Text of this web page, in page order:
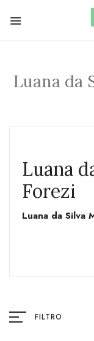
Luana da
Luana
Forezi
Luana da Silva
FILTRO